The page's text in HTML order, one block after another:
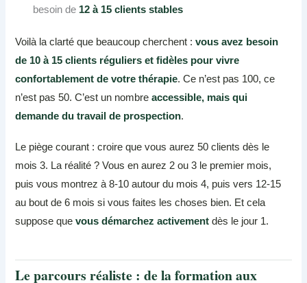
besoin de 12 à 15 clients stables
Voilà la clarté que beaucoup cherchent :vous avez besoin
de 10 à 15 clients réguliers et fidèles pour vivre
confortablement de votre thérapie. Ce n’est pas 100, ce
n’est pas 50. C’est un nombreaccessible, mais qui
demande du travail de prospection.
Le piège courant : croire que vous aurez 50 clients dès le
mois 3. La réalité ? Vous en aurez 2 ou 3 le premier mois,
puis vous montrez à 8-10 autour du mois 4, puis vers 12-15
au bout de 6 mois si vous faites les choses bien. Et cela
suppose quevous démarchez activement dès le jour 1.
Le parcours réaliste : de la formation aux